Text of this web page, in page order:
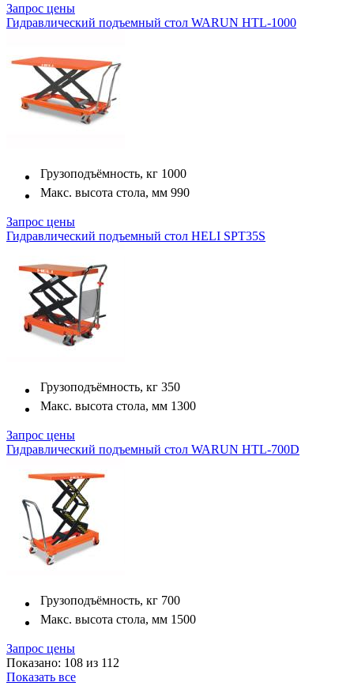
Запрос цены
Гидравлический подъемный стол WARUN HTL-1000
Грузоподъёмность, кг 1000
Макс. высота стола, мм 990
Запрос цены
Гидравлический подъемный стол HELI SPT35S
Грузоподъёмность, кг 350
Макс. высота стола, мм 1300
Запрос цены
Гидравлический подъемный стол WARUN HTL-700D
Грузоподъёмность, кг 700
Макс. высота стола, мм 1500
Запрос цены
Показано: 108 из 112
Показать все